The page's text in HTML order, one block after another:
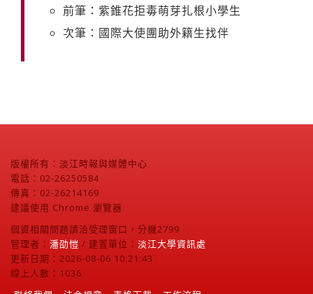
前筆：紫錐花拒毒萌芽扎根小學生
次筆：國際大使團助外籍生找伴
版權所有：淡江時報與媒體中心
電話：02-26250584
傳真：02-26214169
建議使用 Chrome 瀏覽器
個資相關問題請洽受理窗口，分機2799
管理者： 潘劭愷 / 建置單位： 淡江大學資訊處
更新日期：2026-08-06 10:21:43
線上人數：1036